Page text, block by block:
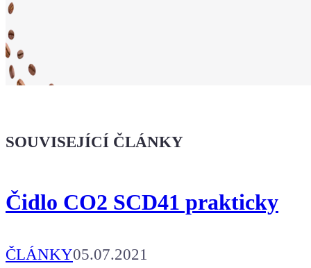
že jsi Maker!
Kafe pro Chiptrona
Aby mohl napsat další článek.
SOUVISEJÍCÍ ČLÁNKY
Čidlo CO2 SCD41 prakticky
ČLÁNKY05.07.2021